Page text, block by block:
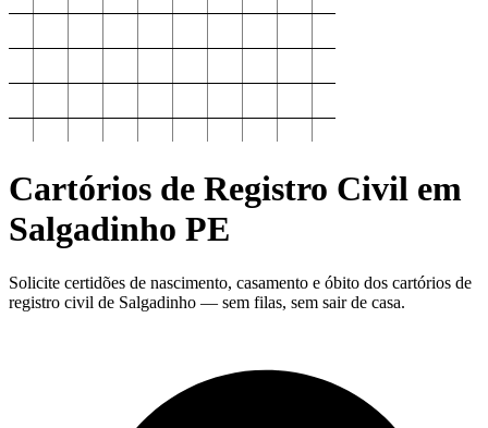
Cartórios de Registro Civil em
Salgadinho PE
Solicite certidões de nascimento, casamento e óbito dos cartórios de
registro civil de Salgadinho — sem filas, sem sair de casa.